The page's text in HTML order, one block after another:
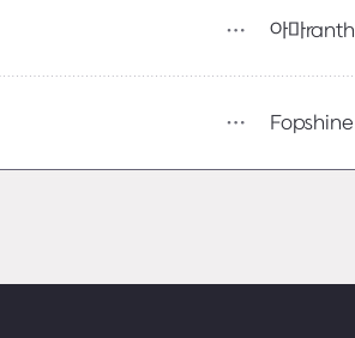
아마ranth
Fopshine